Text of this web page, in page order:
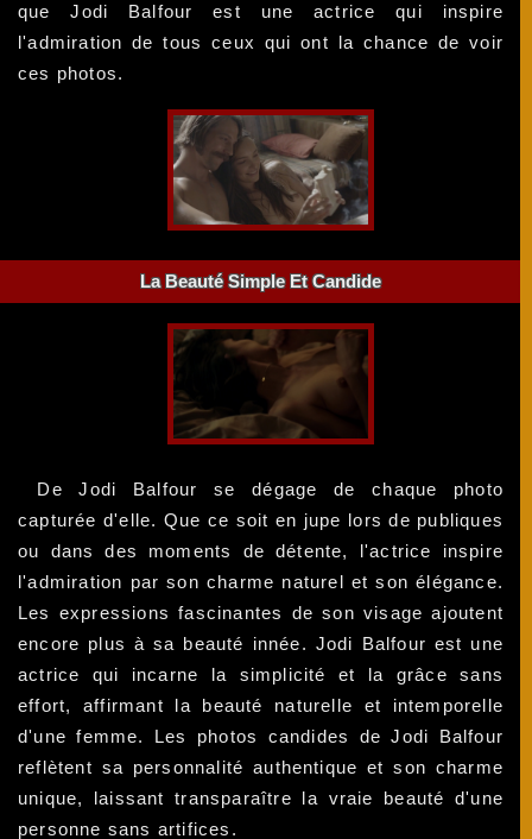
que Jodi Balfour est une actrice qui inspire
l'admiration de tous ceux qui ont la chance de voir
ces photos.
La Beauté Simple Et Candide
De Jodi Balfour se dégage de chaque photo
capturée d'elle. Que ce soit en jupe lors de publiques
ou dans des moments de détente, l'actrice inspire
l'admiration par son charme naturel et son élégance.
Les expressions fascinantes de son visage ajoutent
encore plus à sa beauté innée. Jodi Balfour est une
actrice qui incarne la simplicité et la grâce sans
effort, affirmant la beauté naturelle et intemporelle
d'une femme. Les photos candides de Jodi Balfour
reflètent sa personnalité authentique et son charme
unique, laissant transparaître la vraie beauté d'une
personne sans artifices.